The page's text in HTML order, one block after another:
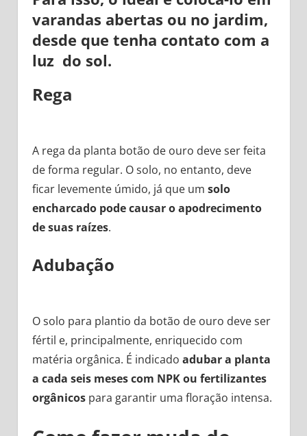
varandas abertas ou no jardim,
desde que tenha contato com a
luz do sol.
Rega
A rega da planta botão de ouro deve ser feita
de forma regular. O solo, no entanto, deve
ficar levemente úmido, já que um solo
encharcado pode causar o apodrecimento
de suas raízes.
Adubação
O solo para plantio da botão de ouro deve ser
fértil e, principalmente, enriquecido com
matéria orgânica. É indicado adubar a planta
a cada seis meses com NPK ou fertilizantes
orgânicos para garantir uma floração intensa.